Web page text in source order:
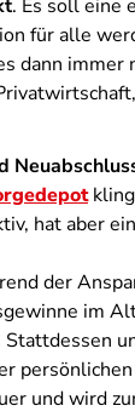
. Es soll eine
für alle
dann immer
hat aber
der
im
persönlichen
und wird